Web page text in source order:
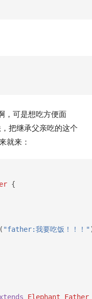
，可是想吃方便面
把继承父亲吃的这个
就来：
{
"father:我要吃饭！！！"
Elephant_Father